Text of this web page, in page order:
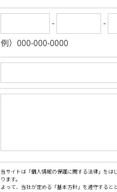
-
-
例）000-000-0000
当サイトは「個人情報の保護に関する法律」を
ります。
よって、当社が定める「基本方針」を遵守すると